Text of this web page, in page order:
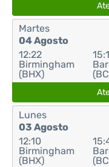
Martes
04 Agosto
12:22
Birmingham
(BHX)
Lunes
03 Agosto
12:10
Birmingham
(BHX)